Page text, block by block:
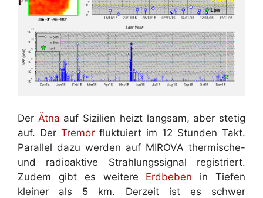
Der Ätna auf Sizilien heizt langsam, aber stetig
auf. Der Tremor fluktuiert im 12 Stunden Takt.
Parallel dazu werden auf MIROVA thermische-
und radioaktive Strahlungssignal registriert.
Zudem gibt es weitere Erdbeben in Tiefen
kleiner als 5 km. Derzeit ist es schwer